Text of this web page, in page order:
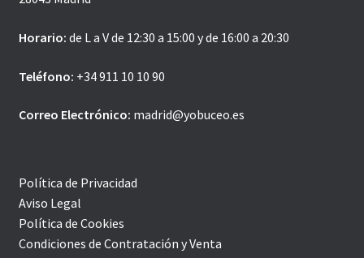
Horario: de L a V de 12:30 a 15:00 y de 16:00 a 20:30
Teléfono: +34 911 10 10 90
Correo Electrónico: madrid@yobuceo.es
Política de Privacidad
Aviso Legal
Política de Cookies
Condiciones de Contratación y Venta